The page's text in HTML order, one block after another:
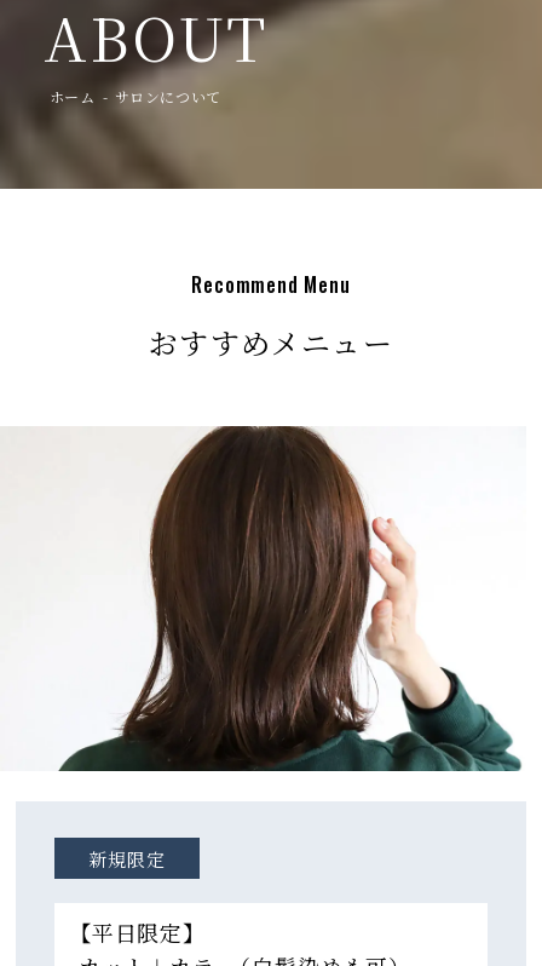
ABOUT
ホーム サロンについて
Recommend Menu
おすすめメニュー
新規限定
【平日限定】